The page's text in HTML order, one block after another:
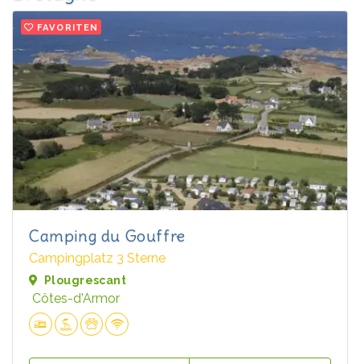
FAVORITEN
Camping du Gouffre
Campingplatz 3 Sterne
Plougrescant
Côtes-d'Armor